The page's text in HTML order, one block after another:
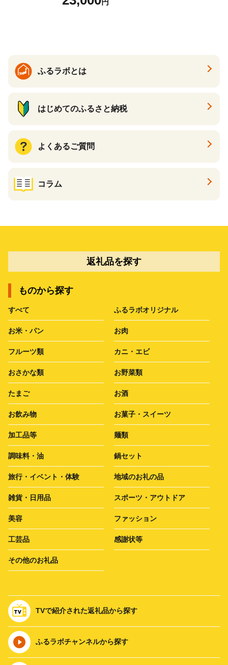
んセット カレーうどん 生う円
ふるラボとは
はじめてのふるさと納税
よくあるご質問
コラム
返礼品を探す
ものから探す
すべて ふるラボオリジナル
お米・パン お肉
フルーツ類 カニ・エビ
おさかな類 お野菜類
たまご お酒
お飲み物 お菓子・スイーツ
加工品等 麺類
調味料・油 鍋セット
旅行・イベント・体験 地域のお礼の品
雑貨・日用品 スポーツ・アウトドア
美容 ファッション
工芸品 感謝状等
その他のお礼品
TVで紹介された返礼品から探す
ふるラボチャンネルから探す